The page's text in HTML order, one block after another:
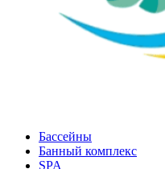
Бассейны
Банный комплекс
SPA